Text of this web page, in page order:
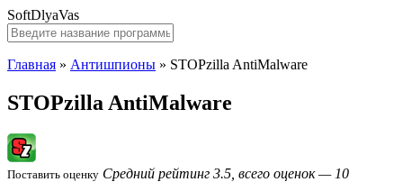
SoftDlyaVas
Главная » Антишпионы » STOPzilla AntiMalware
STOPzilla AntiMalware
Поставить оценку Средний рейтинг 3.5, всего оценок — 10